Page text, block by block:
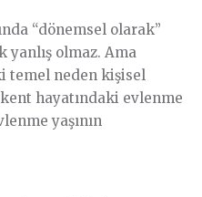
“dönemsel olarak”
yanlış olmaz. Ama
temel neden kişisel
hayatındaki evlenme
yaşının